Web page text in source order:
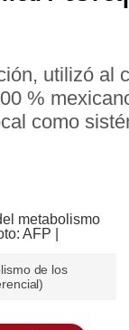
utilizó al
%
como
de los